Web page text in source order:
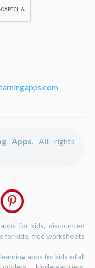
Apps. All rights
for kids, discounted
for kids, free worksheets
apps for kids of all